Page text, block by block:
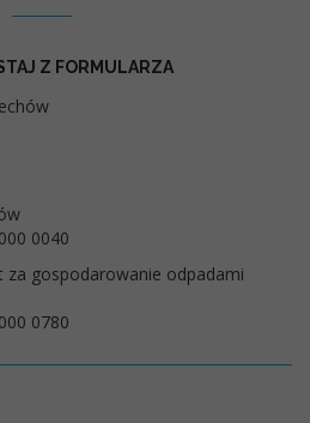
Z FORMULARZA
0040
za gospodarowanie odpadami
0780